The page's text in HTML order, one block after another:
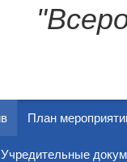
План
Учредительные